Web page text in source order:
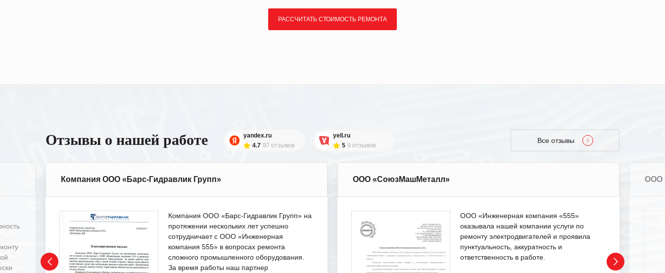
РАССЧИТАТЬ СТОИМОСТЬ РЕМОНТА
Отзывы о нашей работе
yandex.ru
4.7 97 отзывов
yell.ru
5 9 отзывов
Все отзывы
Компания ООО «Барс-Гидравлик Групп»
Компания ООО «Барс-Гидравлик Групп» на
протяжении нескольких лет успешно
сотрудничает с ООО «Инженерная
компания 555» в вопросах ремонта
сложного промышленного оборудования.
За время работы наш партнер
ООО «СоюзМашМеталл»
ООО «Инженерная компания «555»
оказывала нашей компании услуги по
ремонту электродвигателей и проявила
пунктуальность, аккуратность и
ответственность в работе.
ООО